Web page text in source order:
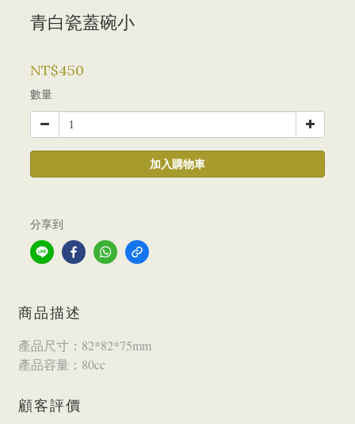
青白瓷蓋碗小
NT$450
數量
加入購物車
分享到
商品描述
產品尺寸：82*82*75mm
產品容量：80cc
顧客評價